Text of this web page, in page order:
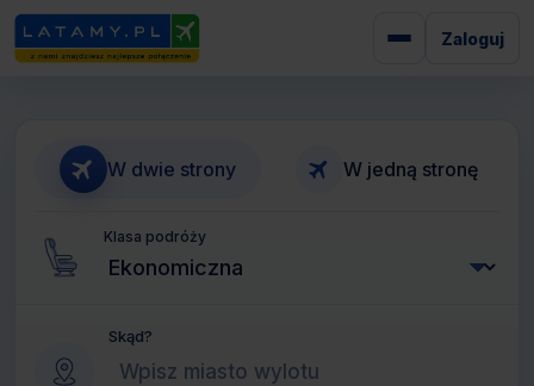
Zaloguj
W dwie strony W jedną stronę
Klasa podróży
Skąd?